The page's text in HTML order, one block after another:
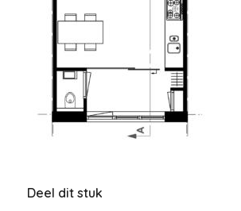
Deel dit stuk